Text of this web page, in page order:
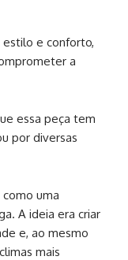
e conforto,
a
essa peça tem
por diversas
uma
A ideia era criar
e, ao mesmo
mais